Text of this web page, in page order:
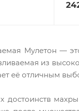
Мулетон —
из
её отличным
махры